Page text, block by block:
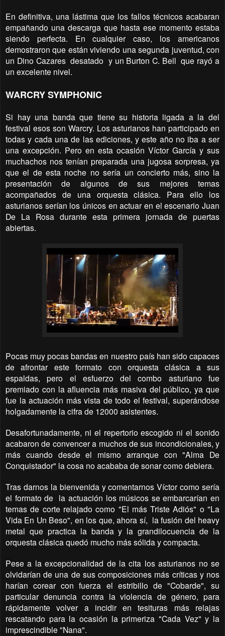
En definitiva, una lástima que los fallos técnicos acabaran
empañando una descarga que hasta ese momento estaba
siendo perfecta. En cualquier caso, los americanos
demostraron que están viviendo una segunda juventud, con
un Dino Cazares desatado y un Burton C. Bell que rayó a
un excelente nivel.
WARCRY SYMPHONIC
Si hay una banda que tiene su historia ligada a la del
festival esos son Warcry. Los asturianos han participado en
todas y cada una de las ediciones, y este año no iba a ser
una excepción. Pero en esta ocasión Víctor García y sus
muchachos nos tenían preparada una jugosa sorpresa, ya
que el de esta noche no sería un concierto más, sino la
presentación de algunos de sus mejores temas
acompañados de una orquesta clásica. Para ello los
asturianos serían los únicos en actuar en el escenario Juan
De La Rosa durante esta primera jornada de puertas
abiertas.
Pocas muy pocas bandas en nuestro país han sido capaces
de afrontar este formato con orquesta clásica a sus
espaldas, pero el esfuerzo del combo asturiano fue
premiado con la afluencia más masiva del público, ya que
fue la actuación más vista de todo el festival, superándose
holgadamente la cifra de 12000 asistentes.
Desafortunadamente, ni el repertorio escogido ni el sonido
acabaron de convencer a muchos de sus incondicionales, y
más cuando desde el mismo arranque con "Alma De
Conquistador" la cosa no acababa de sonar como debiera.
Tras darnos la bienvenida y comentarnos Víctor como sería
el formato de la actuación los músicos se embarcarían en
temas de corte relajado como "El más Triste Adiós" o "La
Vida En Un Beso", en los que, ahora sí, la fusión del heavy
metal que practica la banda y la grandilocuencia de la
orquesta clásica quedó mucho más sólida y compacta.
Pese a la excepcionalidad de la cita los asturianos no se
olvidarían de una de sus composiciones más críticas y nos
harían corear con fuerza el estribillo de "Cobarde", su
particular denuncia contra la violencia de género, para
rápidamente volver a incidir en tesituras más relajas
rescatando para la ocasión la primeriza "Cada Vez" y la
imprescindible "Nana".